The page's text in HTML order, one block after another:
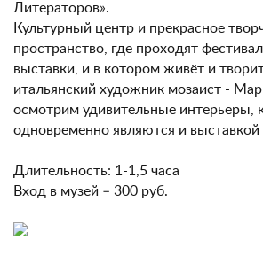
Литераторов».
Культурный центр и прекрасное
пространство, где проходят
выставки, и в котором живёт и
итальянский художник мозаист -
осмотрим удивительные интерьеры,
одновременно являются и
Длительность: 1-1,5 часа
Вход в музей – 300 руб.